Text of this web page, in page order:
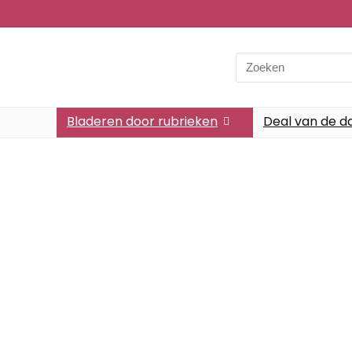
Bladeren door rubrieken Deal van de